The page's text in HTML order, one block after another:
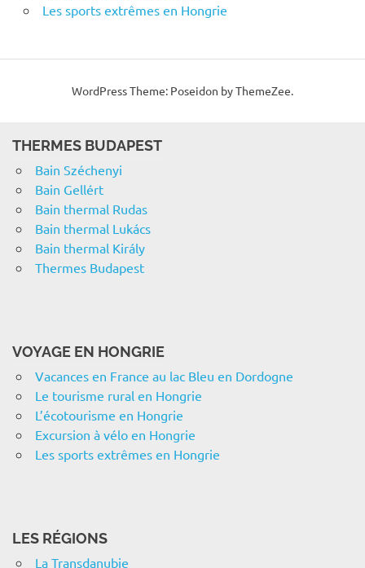
Les sports extrêmes en Hongrie
WordPress Theme: Poseidon by ThemeZee.
THERMES BUDAPEST
Bain Széchenyi
Bain Gellért
Bain thermal Rudas
Bain thermal Lukács
Bain thermal Király
Thermes Budapest
VOYAGE EN HONGRIE
Vacances en France au lac Bleu en Dordogne
Le tourisme rural en Hongrie
L’écotourisme en Hongrie
Excursion à vélo en Hongrie
Les sports extrêmes en Hongrie
LES RÉGIONS
La Transdanubie